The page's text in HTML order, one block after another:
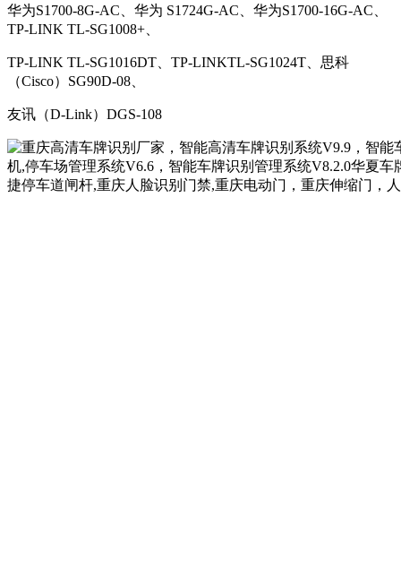
华为S1700-8G-AC、华为 S1724G-AC、华为S1700-16G-AC、
TP-LINK TL-SG1008+、
TP-LINK TL-SG1016DT、TP-LINKTL-SG1024T、思科
（Cisco）SG90D-08、
友讯（D-Link）DGS-108